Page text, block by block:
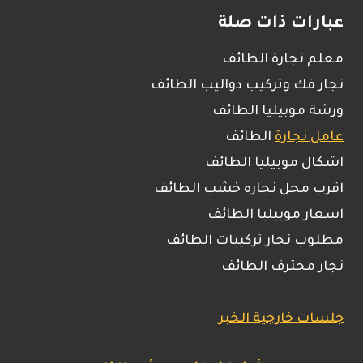
عبارات ذات صلة
معلم نجارة الطائف
نجار فك وتركيب دواليب الطائف
ورشة موبيليا الطائف
عامل نجارة الطائف
اشكال موبيليا الطائف
اقرب محل نجاره خشب الطائف
اسعار موبيليا الطائف
مطلوب نجار تركيبات الطائف
نجار محترف الطائف
جلسات خارجية الخبر